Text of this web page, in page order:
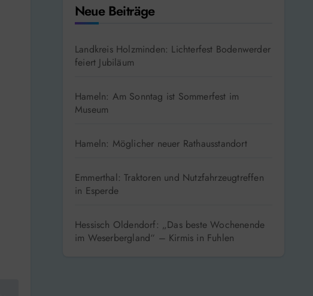
Neue Beiträge
Landkreis Holzminden: Lichterfest Bodenwerder
feiert Jubiläum
Hameln: Am Sonntag ist Sommerfest im
Museum
Hameln: Möglicher neuer Rathausstandort
Emmerthal: Traktoren und Nutzfahrzeugtreffen
in Esperde
Hessisch Oldendorf: „Das beste Wochenende
im Weserbergland“ – Kirmis in Fuhlen